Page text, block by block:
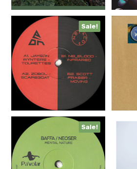
Sale!
Sale!